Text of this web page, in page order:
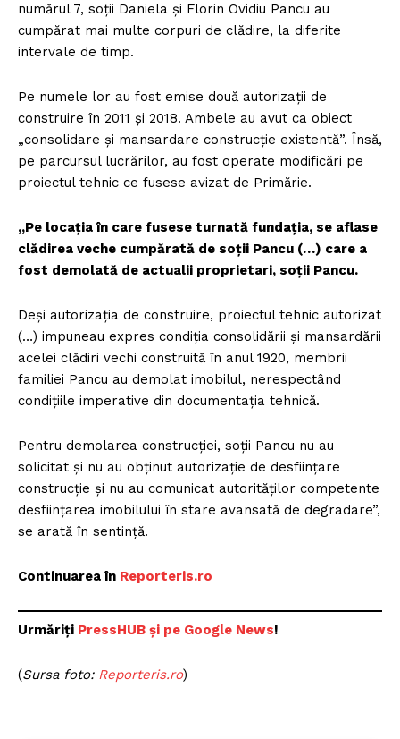
numărul 7, soții Daniela și Florin Ovidiu Pancu au
cumpărat mai multe corpuri de clădire, la diferite
intervale de timp.
Pe numele lor au fost emise două autorizații de
construire în 2011 și 2018. Ambele au avut ca obiect
„consolidare și mansardare construcție existentă”. Însă,
pe parcursul lucrărilor, au fost operate modificări pe
proiectul tehnic ce fusese avizat de Primărie.
„Pe locația în care fusese turnată fundația, se aflase
clădirea veche cumpărată de soții Pancu (…) care a
fost demolată de actualii proprietari, soții Pancu.
Deși autorizația de construire, proiectul tehnic autorizat
(…) impuneau expres condiția consolidării și mansardării
acelei clădiri vechi construită în anul 1920, membrii
familiei Pancu au demolat imobilul, nerespectând
condițiile imperative din documentația tehnică.
Pentru demolarea construcției, soții Pancu nu au
solicitat și nu au obținut autorizație de desființare
construcție și nu au comunicat autorităților competente
desființarea imobilului în stare avansată de degradare”,
se arată în sentință.
Continuarea în Reporteris.ro
Urmăriți PressHUB și pe Google News!
(Sursa foto: Reporteris.ro)